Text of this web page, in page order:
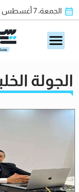
الجمعة، 7 أغسطس 2026
الجولة